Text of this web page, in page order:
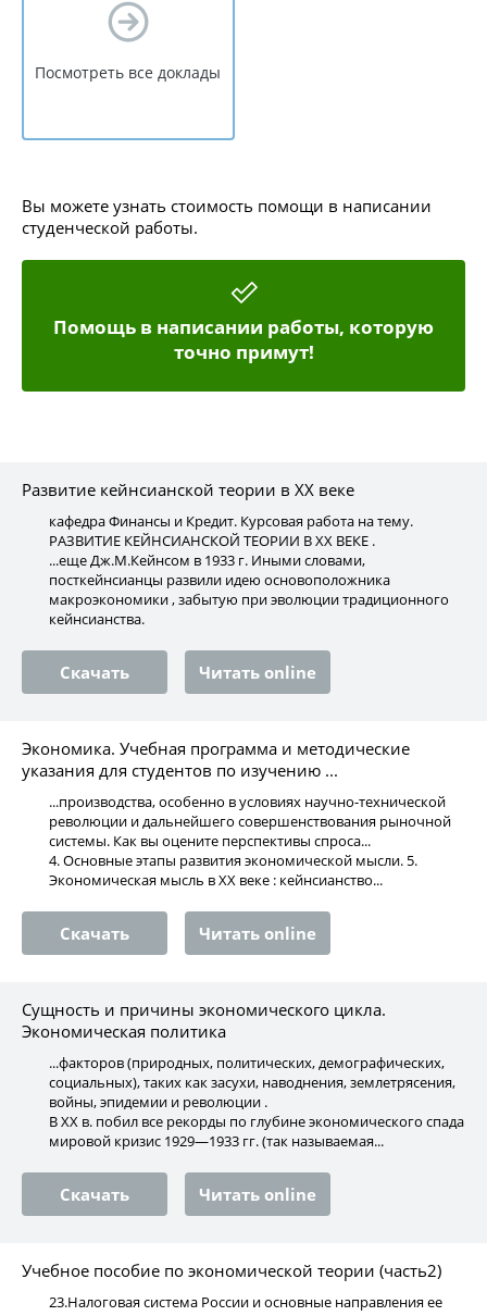
Посмотреть все доклады
Вы можете узнать стоимость помощи в написании
студенческой работы.
Помощь в написании работы, которую
точно примут!
Развитие кейнсианской теории в XX веке
кафедра Финансы и Кредит. Курсовая работа на тему.
РАЗВИТИЕ КЕЙНСИАНСКОЙ ТЕОРИИ В XX ВЕКЕ .
...еще Дж.М.Кейнсом в 1933 г. Иными словами,
посткейнсианцы развили идею основоположника
макроэкономики , забытую при эволюции традиционного
кейнсианства.
Скачать Читать online
Экономика. Учебная программа и методические
указания для студентов по изучению ...
...производства, особенно в условиях научно-технической
революции и дальнейшего совершенствования рыночной
системы. Как вы оцените перспективы спроса...
4. Основные этапы развития экономической мысли. 5.
Экономическая мысль в XX веке : кейнсианство...
Скачать Читать online
Сущность и причины экономического цикла.
Экономическая политика
...факторов (природных, политических, демографических,
социальных), таких как засухи, наводнения, землетрясения,
войны, эпидемии и революции .
В XX в. побил все рекорды по глубине экономического спада
мировой кризис 1929—1933 гг. (так называемая...
Скачать Читать online
Учебное пособие по экономической теории (часть2)
23.Налоговая система России и основные направления ее